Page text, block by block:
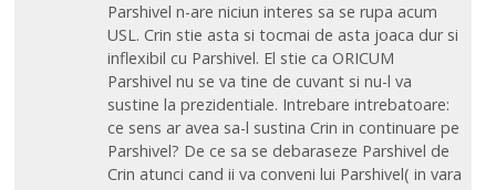
Parshivel n-are niciun interes sa se rupa acum
USL. Crin stie asta si tocmai de asta joaca dur si
inflexibil cu Parshivel. El stie ca ORICUM
Parshivel nu se va tine de cuvant si nu-l va
sustine la prezidentiale. Intrebare intrebatoare:
ce sens ar avea sa-l sustina Crin in continuare pe
Parshivel? De ce sa se debaraseze Parshivel de
Crin atunci cand ii va conveni lui Parshivel( in vara